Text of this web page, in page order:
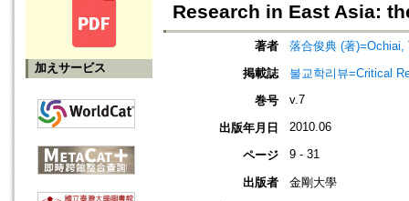
加えサービス
Research in East Asia:
著者
落合俊典 (著)=Ochiai,
掲載誌
불교학리뷰=Critical
巻号
v.7
出版年月日 2010.06
ページ 9 - 31
出版者
金剛大學